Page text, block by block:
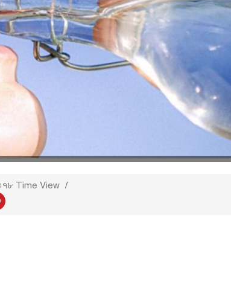
Time View /